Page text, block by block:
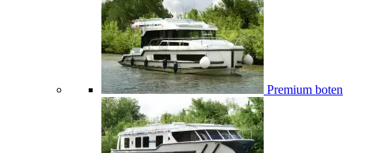
Premium boten